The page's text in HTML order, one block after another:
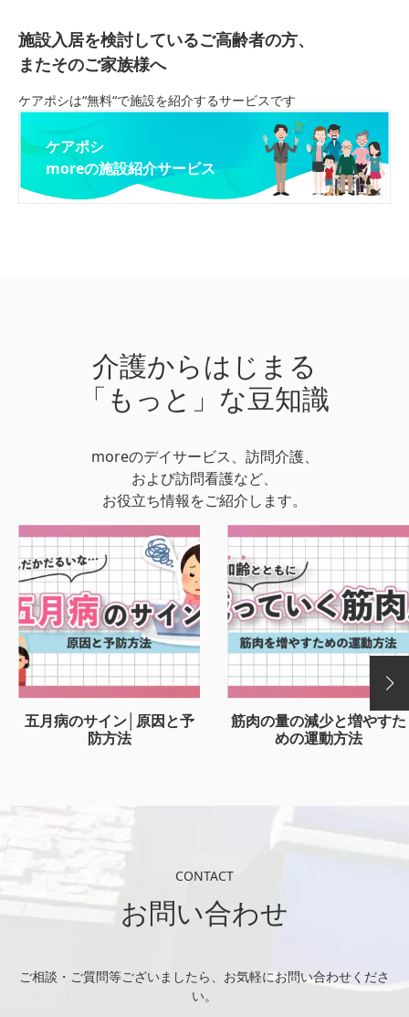
施設入居を検討しているご高齢者の方、
またそのご家族様へ
ケアポシは“無料“で施設を紹介するサービスです
ケアポシ
moreの施設紹介サービス
介護からはじまる
「もっと」な豆知識
moreのデイサービス、訪問介護、
および訪問看護など、
お役立ち情報をご紹介します。
五月病のサイン│原因と予
防方法
筋肉の量の減少と増やすた
めの運動方法
CONTACT
お問い合わせ
ご相談・ご質問等ございましたら、お気軽にお問い合わせくださ
い。